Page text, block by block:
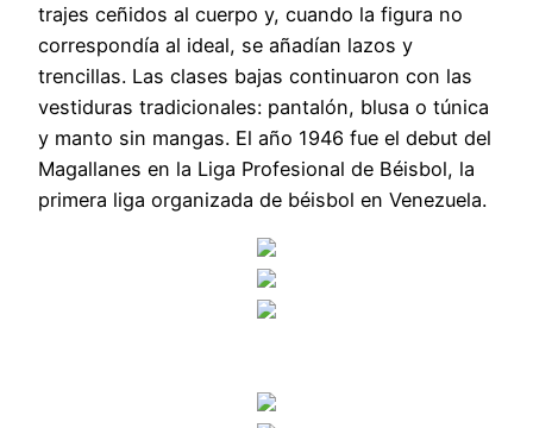
trajes ceñidos al cuerpo y, cuando la figura no
correspondía al ideal, se añadían lazos y
trencillas. Las clases bajas continuaron con las
vestiduras tradicionales: pantalón, blusa o túnica
y manto sin mangas. El año 1946 fue el debut del
Magallanes en la Liga Profesional de Béisbol, la
primera liga organizada de béisbol en Venezuela.